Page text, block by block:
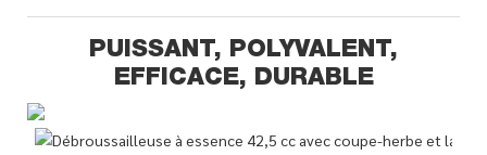
PUISSANT, POLYVALENT,
EFFICACE, DURABLE